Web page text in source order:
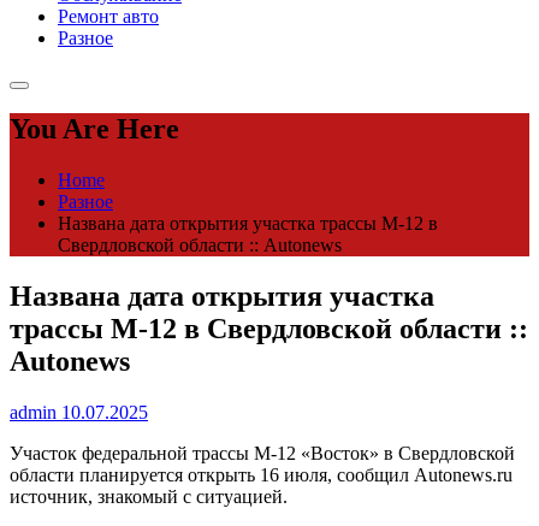
Ремонт авто
Разное
You Are Here
Home
Разное
Названа дата открытия участка трассы М-12 в
Свердловской области :: Autonews
Названа дата открытия участка
трассы М-12 в Свердловской области ::
Autonews
admin 10.07.2025
Участок федеральной трассы М-12 «Восток» в Свердловской
области планируется открыть 16 июля, сообщил Autonews.ru
источник, знакомый с ситуацией.